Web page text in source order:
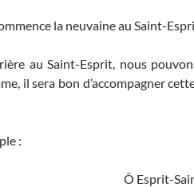
la neuvaine au Saint-
au Saint-Esprit, nous
il sera bon d’accompagner
:
Ô Esprit-